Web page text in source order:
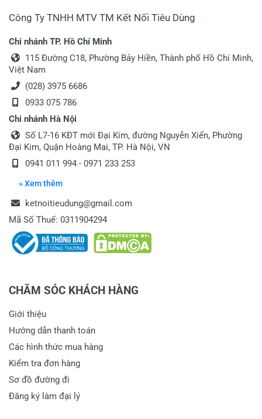
Công Ty TNHH MTV TM Kết Nối Tiêu Dùng
Chi nhánh TP. Hồ Chí Minh
115 Đường C18, Phường Bảy Hiền, Thành phố Hồ Chí Minh,
Việt Nam
(028) 3975 6686
0933 075 786
Chi nhánh Hà Nội
Số L7-16 KĐT mới Đại Kim, đường Nguyễn Xiển, Phường
Đại Kim, Quận Hoàng Mai, TP. Hà Nội, VN
0941 011 994 - 0971 233 253
» Xem thêm
ketnoitieudung@gmail.com
Mã Số Thuế: 0311904294
CHĂM SÓC KHÁCH HÀNG
Giới thiệu
Hướng dẫn thanh toán
Các hình thức mua hàng
Kiểm tra đơn hàng
Sơ đồ đường đi
Đăng ký làm đại lý